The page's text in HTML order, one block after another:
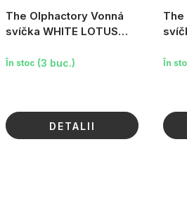
The Olphactory Vonná
svíčka WHITE LOTUS
În stoc (3 buc.)
DETALII
The
În